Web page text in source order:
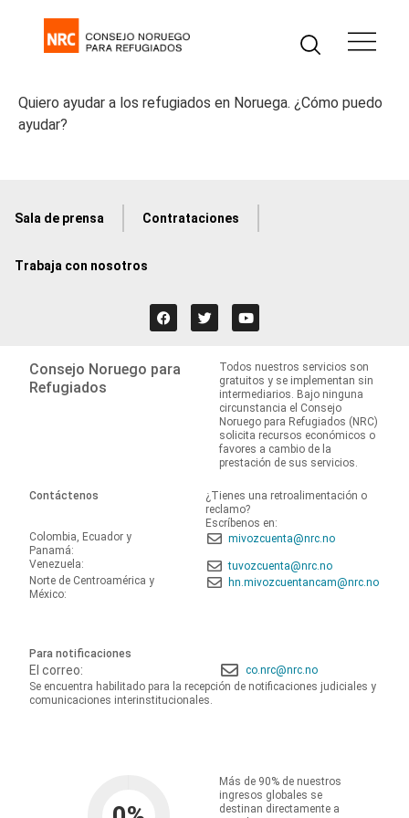
Quiero ayudar a los refugiados en Noruega. ¿Cómo puedo
ayudar?
Sala de prensa Contrataciones
Trabaja con nosotros
Consejo Noruego para
Refugiados
Todos nuestros servicios son
gratuitos y se implementan sin
intermediarios. Bajo ninguna
circunstancia el Consejo
Noruego para Refugiados (NRC)
solicita recursos económicos o
favores a cambio de la
prestación de sus servicios.
Contáctenos
¿Tienes una retroalimentación o
reclamo?
Escríbenos en:
Colombia, Ecuador y
Panamá:
mivozcuenta@nrc.no
Venezuela:
tuvozcuenta@nrc.no
Norte de Centroamérica y
México:
hn.mivozcuentancam@nrc.no
Para notificaciones
El correo:
co.nrc@nrc.no
Se encuentra habilitado para la recepción de notificaciones judiciales y
comunicaciones interinstitucionales.
Más de 90% de nuestros
ingresos globales se
destinan directamente a